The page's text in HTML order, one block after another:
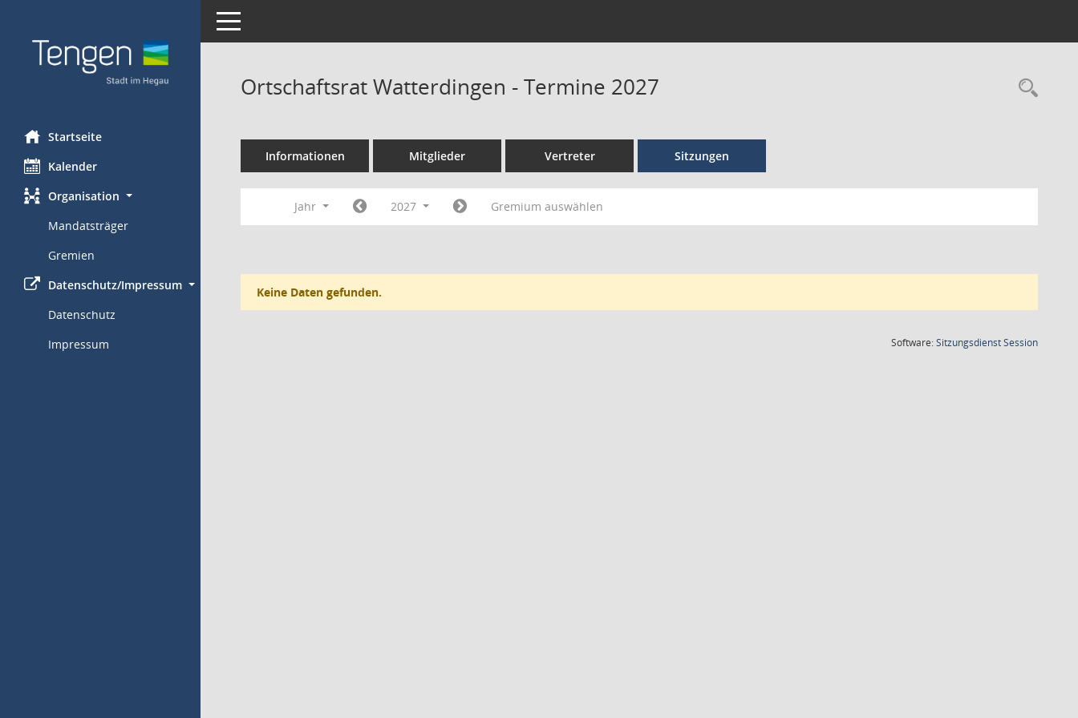
Startseite
Kalender
Organisation
Mandatsträger
Gremien
Datenschutz/Impressum
Datenschutz
Impressum
Toggle navigation
Ortschaftsrat Watterdingen - Termine 2027
Informationen Mitglieder Vertreter Sitzungen
Jahr 2027 Gremium auswählen
Keine Daten gefunden.
Software:SitzungsdienstSession(Wird in